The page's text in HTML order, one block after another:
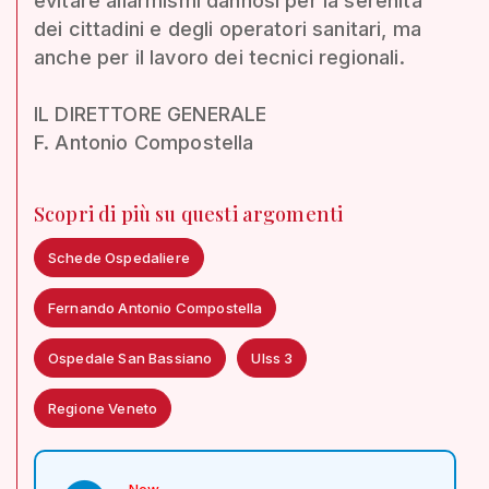
dei cittadini e degli operatori sanitari, ma
anche per il lavoro dei tecnici regionali.
IL DIRETTORE GENERALE
F. Antonio Compostella
Scopri di più su questi argomenti
Schede Ospedaliere
Fernando Antonio Compostella
Ospedale San Bassiano Ulss 3
Regione Veneto